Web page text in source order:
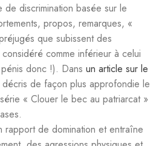
de discrimination basée sur le
propos, remarques, «
que subissent des
comme inférieur à celui
donc !). Dans un article sur le
de façon plus approfondie le
« Clouer le bec au patriarcat »
rapport de domination et entraîne